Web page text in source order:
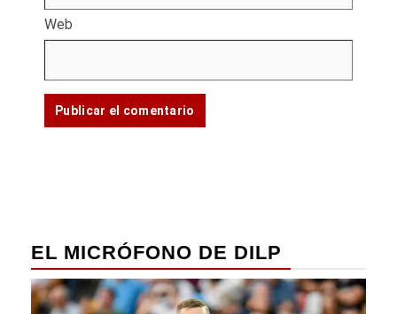
Web
EL MICRÓFONO DE DILP